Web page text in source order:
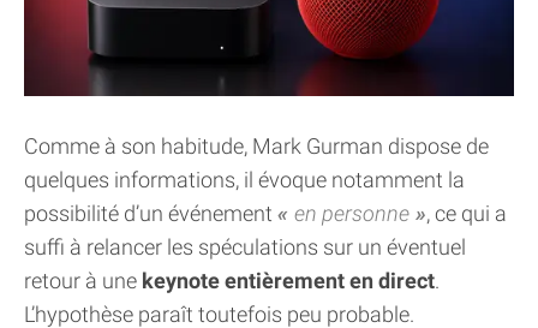
Comme à son habitude, Mark Gurman dispose de
quelques informations, il évoque notamment la
possibilité d’un événement
en personne
, ce qui a
suffi à relancer les spéculations sur un éventuel
retour à une keynote entièrement en direct.
L’hypothèse paraît toutefois peu probable.